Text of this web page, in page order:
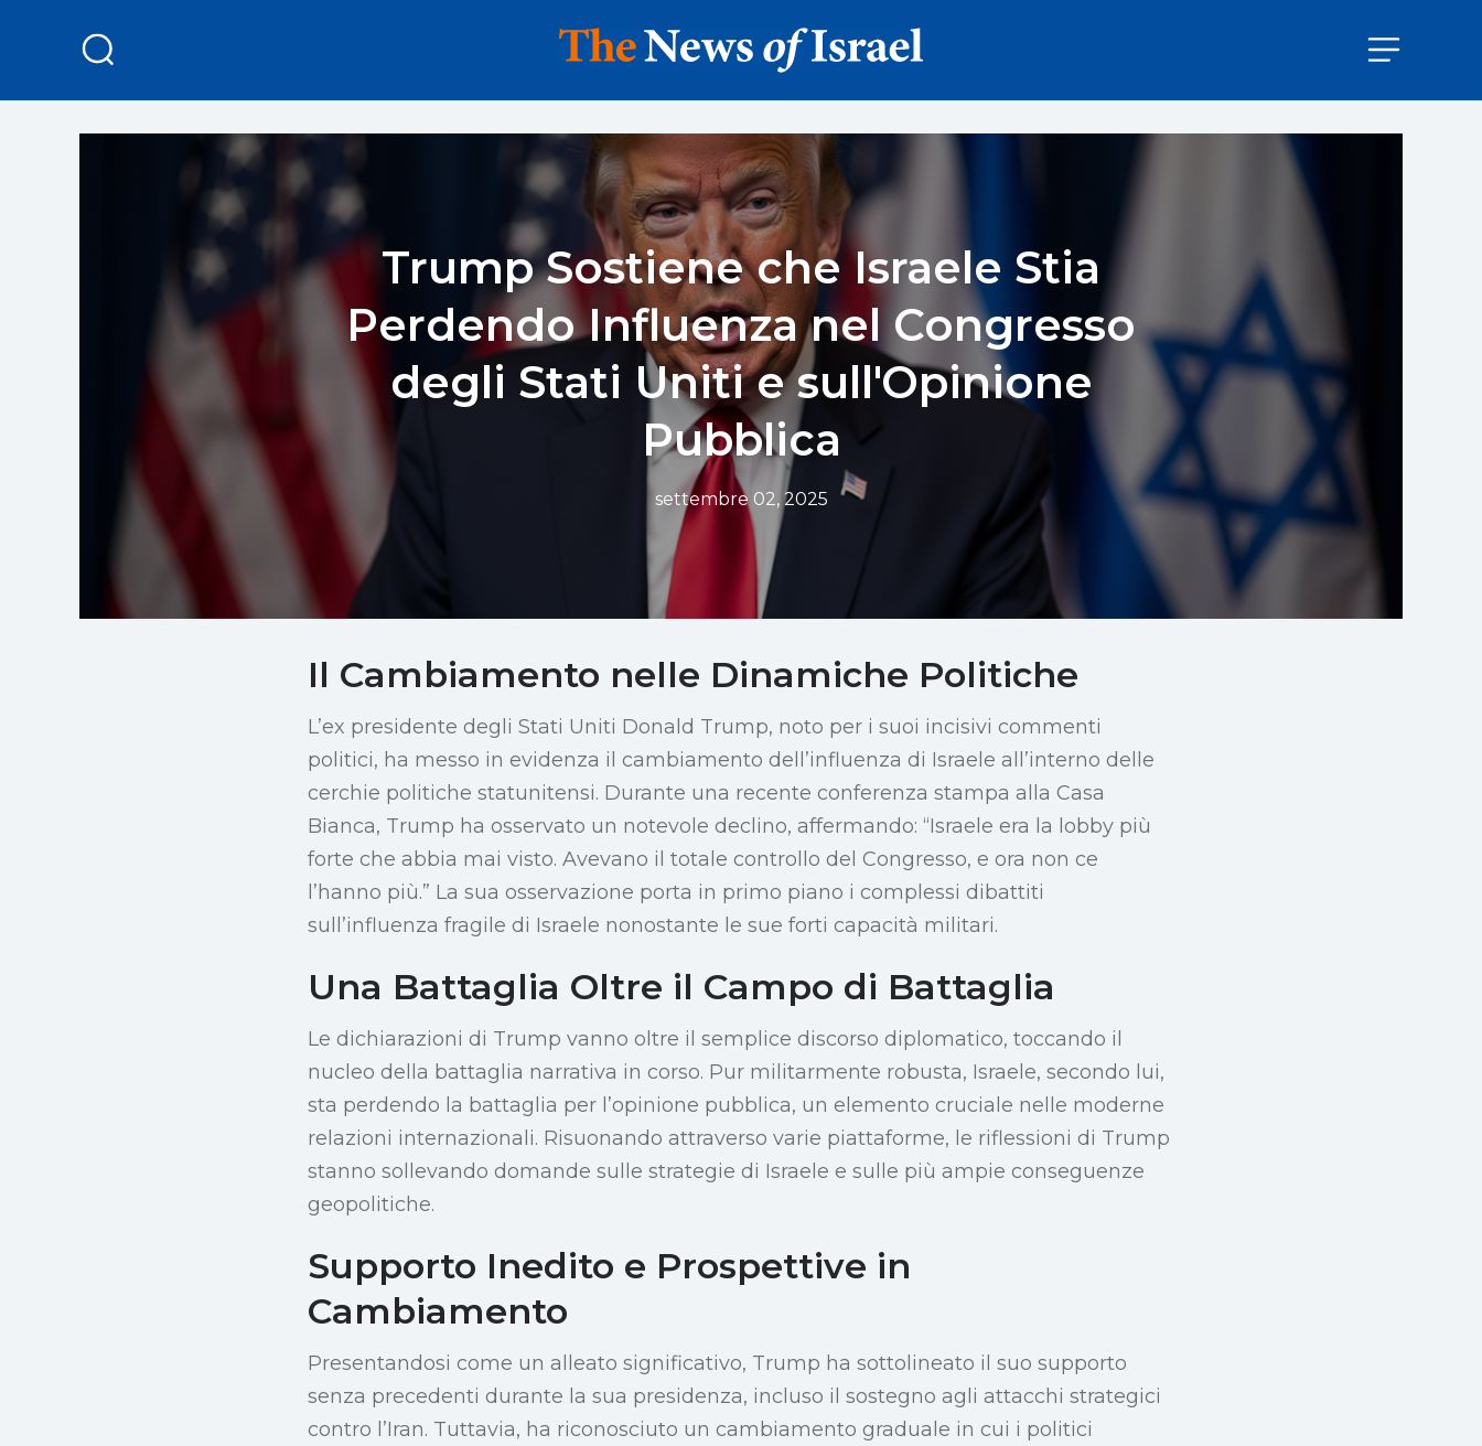
Trump Sostiene che Israele Stia
Perdendo Influenza nel Congresso
degli Stati Uniti e sull'Opinione
Pubblica
settembre 02, 2025
Il Cambiamento nelle Dinamiche Politiche
L’ex presidente degli Stati Uniti Donald Trump, noto per i suoi incisivi commenti
politici, ha messo in evidenza il cambiamento dell’influenza di Israele all’interno delle
cerchie politiche statunitensi. Durante una recente conferenza stampa alla Casa
Bianca, Trump ha osservato un notevole declino, affermando: “Israele era la lobby più
forte che abbia mai visto. Avevano il totale controllo del Congresso, e ora non ce
l’hanno più.” La sua osservazione porta in primo piano i complessi dibattiti
sull’influenza fragile di Israele nonostante le sue forti capacità militari.
Una Battaglia Oltre il Campo di Battaglia
Le dichiarazioni di Trump vanno oltre il semplice discorso diplomatico, toccando il
nucleo della battaglia narrativa in corso. Pur militarmente robusta, Israele, secondo lui,
sta perdendo la battaglia per l’opinione pubblica, un elemento cruciale nelle moderne
relazioni internazionali. Risuonando attraverso varie piattaforme, le riflessioni di Trump
stanno sollevando domande sulle strategie di Israele e sulle più ampie conseguenze
geopolitiche.
Supporto Inedito e Prospettive in
Cambiamento
Presentandosi come un alleato significativo, Trump ha sottolineato il suo supporto
senza precedenti durante la sua presidenza, incluso il sostegno agli attacchi strategici
contro l’Iran. Tuttavia, ha riconosciuto un cambiamento graduale in cui i politici